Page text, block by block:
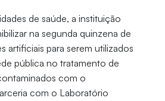
de saúde, a instituição
na segunda quinzena de
artificiais para serem utilizados
pública no tratamento de
com o
com o Laboratório